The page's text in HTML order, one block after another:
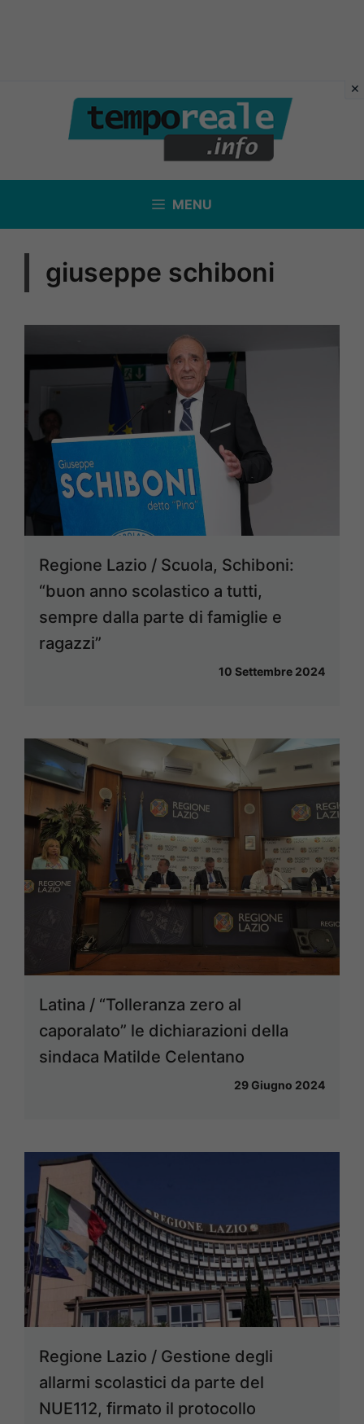
contenuto
MENU
giuseppe schiboni
Regione Lazio / Scuola, Schiboni:
“buon anno scolastico a tutti,
sempre dalla parte di famiglie e
ragazzi”
10 Settembre 2024
Latina / “Tolleranza zero al
caporalato” le dichiarazioni della
sindaca Matilde Celentano
29 Giugno 2024
Regione Lazio / Gestione degli
allarmi scolastici da parte del
NUE112, firmato il protocollo